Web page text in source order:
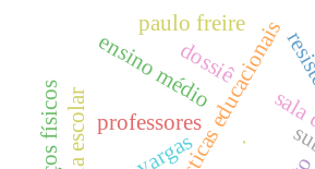
estatísticas educacionais
.
professores
ensino médio
paulo freire
dossiê